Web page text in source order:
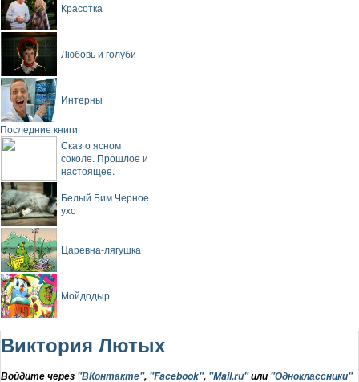
Красотка
Любовь и голуби
Интерны
Последние книги
Сказ о ясном
соколе. Прошлое и
настоящее.
Белый Бим Черное
ухо
Царевна-лягушка
Мойдодыр
Виктория Лютых
Войдите через "ВКонтакте", "Facebook", "Mail.ru"или "Одноклассники"